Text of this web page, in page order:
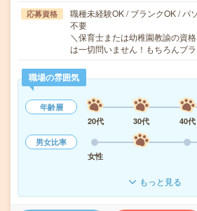
応募資格
職種未経験OK / ブランクOK / パ
不要
＼保育士または幼稚園教諭の資
は一切問いません！もちろんブ
職場の雰囲気
年齢層
20代
30代 40代
男女比率
女性
もっと見る